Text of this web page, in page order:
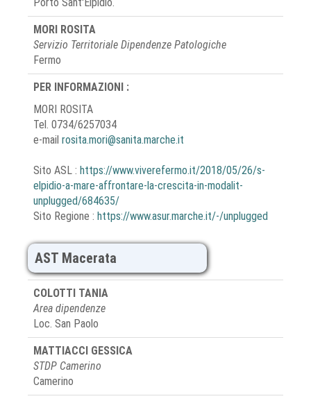
MORI ROSITA
Servizio Territoriale Dipendenze Patologiche
Fermo
PER INFORMAZIONI :
MORI ROSITA
Tel. 0734/6257034
e-mail rosita.mori@sanita.marche.it
Sito ASL : https://www.viverefermo.it/2018/05/26/s-
elpidio-a-mare-affrontare-la-crescita-in-modalit-
unplugged/684635/
Sito Regione : https://www.asur.marche.it/-/unplugged
AST Macerata
COLOTTI TANIA
Area dipendenze
Loc. San Paolo
MATTIACCI GESSICA
STDP Camerino
Camerino